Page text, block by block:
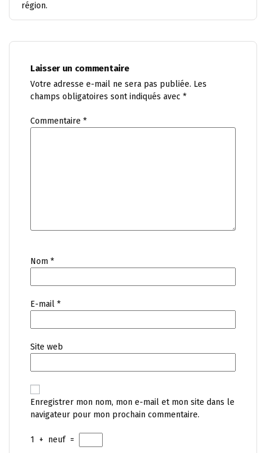
région.
Laisser un commentaire
Votre adresse e-mail ne sera pas publiée. Les
champs obligatoires sont indiqués avec *
Commentaire *
Nom *
E-mail *
Site web
Enregistrer mon nom, mon e-mail et mon site dans le
navigateur pour mon prochain commentaire.
1 + neuf =